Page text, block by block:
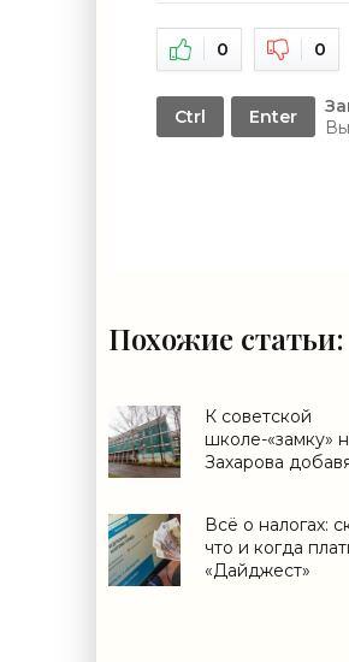
0 0
Ctrl Enter
Похожие статьи:
К советской
школе-«замку»
Захарова
Всё о налогах:
что и когда
«Дайджест»